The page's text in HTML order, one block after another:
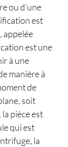
ou d’une
est
appelée
est une
à une
manière à
de
soit
pièce est
qui est
la